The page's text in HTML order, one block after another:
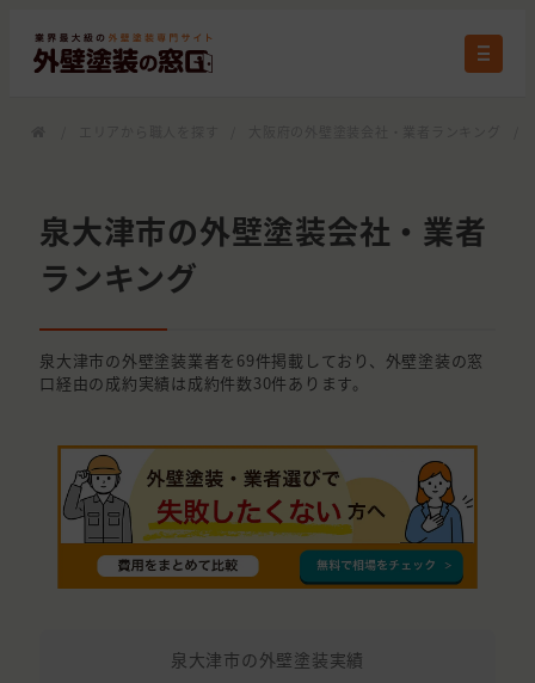
泉大津市の外壁塗装会社・業者
ランキング
泉大津市の外壁塗装業者を69件掲載しており、外壁塗装の窓
口経由の成約実績は成約件数30件あります。
泉大津市の外壁塗装実績